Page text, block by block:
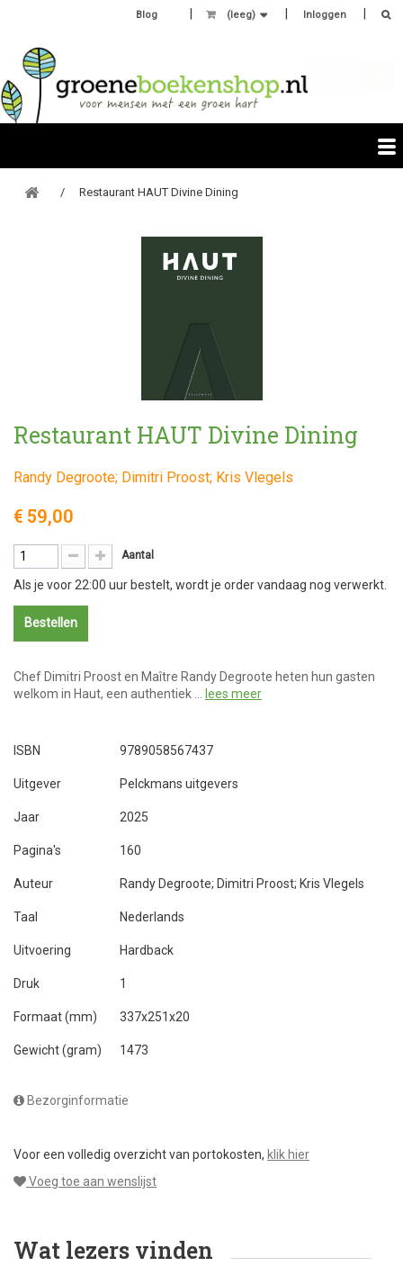
Inloggen
(leeg)
Blog
Restaurant HAUT Divine Dining
Restaurant HAUT Divine Dining
Randy Degroote; Dimitri Proost; Kris Vlegels
€ 59,00
Aantal
Als je voor 22:00 uur bestelt, wordt je order vandaag nog verwerkt.
Bestellen
Chef Dimitri Proost en Maître Randy Degroote heten hun gasten
welkom in Haut, een authentiek … lees meer
ISBN 9789058567437
Uitgever Pelckmans uitgevers
Jaar 2025
Pagina's 160
Auteur Randy Degroote; Dimitri Proost; Kris Vlegels
Taal Nederlands
Uitvoering Hardback
Druk 1
Formaat (mm) 337x251x20
Gewicht (gram) 1473
Bezorginformatie
Voor een volledig overzicht van portokosten, klik hier
Voeg toe aan wenslijst
Wat lezers vinden